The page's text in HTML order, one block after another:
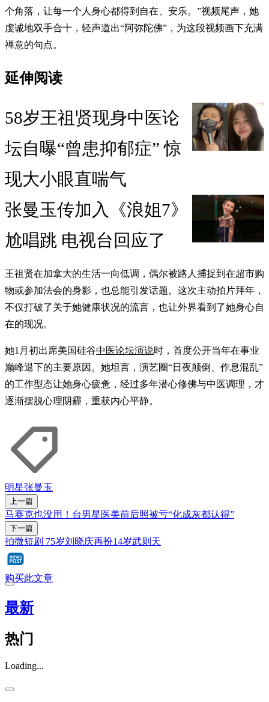
个角落，让每一个人身心都得到自在、安乐。”视频尾声，她
虔诚地双手合十，轻声道出“阿弥陀佛”，为这段视频画下充满
禅意的句点。
延伸阅读
58岁王祖贤现身中医论
坛自曝“曾患抑郁症” 惊
现大小眼直喘气
张曼玉传加入《浪姐7》
尬唱跳 电视台回应了
王祖贤在加拿大的生活一向低调，偶尔被路人捕捉到在超市购
物或参加法会的身影，也总能引发话题。这次主动拍片拜年，
不仅打破了关于她健康状况的流言，也让外界看到了她身心自
在的现况。
她1月初出席美国硅谷中医论坛演说时，首度公开当年在事业
巅峰退下的主要原因。她坦言，演艺圈“日夜颠倒、作息混乱”
的工作型态让她身心疲惫，经过多年潜心修佛与中医调理，才
逐渐摆脱心理阴霾，重获内心平静。
明星张曼玉
上一篇
马赛克也没用！台男星医美前后照被亏“化成灰都认得”
下一篇
拍微短剧 75岁刘晓庆再扮14岁武则天
购买此文章
最新
热门
Loading...